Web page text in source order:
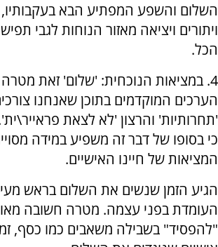
השלום והשפע המפתיע הבא בעקבותיו,
ויתורים ויציאה מאזור הנוחות לגבי
הכל.
4. במציאות הנוכחית: 'שלום' זאת
הערכים המוקדמים בתוכן שאנחנו
'תחרותיות' והרצון 'לא לצאת
כי בסופו של דבר זה משפיע במידה
המציאות של חיינו האישיים.
הגיע הזמן שנשים את השלום בראש
העומדת בפני עצמה. מטרה חשובה
"להפסיד" בשבילה משאבים כמו כסף,